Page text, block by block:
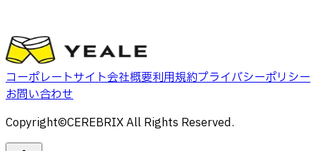
コーポレートサイト会社概要利用規約プライバシーポリシー
お問い合わせ
Copyright©CEREBRIX All Rights Reserved.